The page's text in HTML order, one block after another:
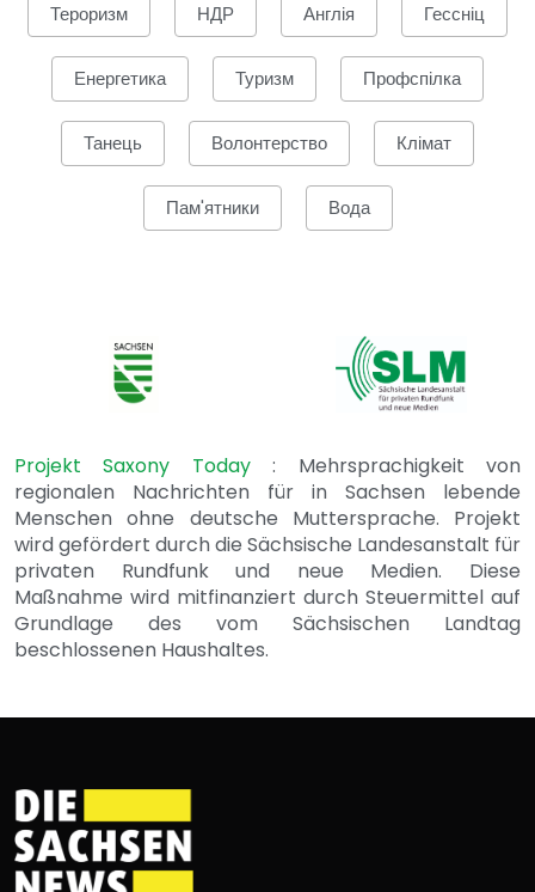
Тероризм НДР Англія Гессніц
Енергетика Туризм Профспілка
Танець Волонтерство Клімат
Пам'ятники Вода
Projekt Saxony Today: Mehrsprachigkeit von
regionalen Nachrichten für in Sachsen lebende
Menschen ohne deutsche Muttersprache. Projekt
wird gefördert durch die Sächsische Landesanstalt für
privaten Rundfunk und neue Medien. Diese
Maßnahme wird mitfinanziert durch Steuermittel auf
Grundlage des vom Sächsischen Landtag
beschlossenen Haushaltes.